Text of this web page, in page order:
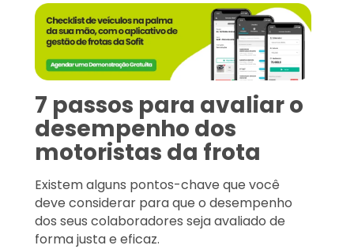
7 passos para avaliar o
desempenho dos
motoristas da frota
Existem alguns pontos-chave que você
deve considerar para que o desempenho
dos seus colaboradores seja avaliado de
forma justa e eficaz.